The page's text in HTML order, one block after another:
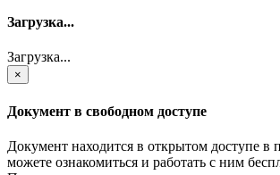
Загрузка...
Загрузка...
×
Документ в свободном доступе
Документ находится в открытом доступе
можете ознакомиться и работать с ним